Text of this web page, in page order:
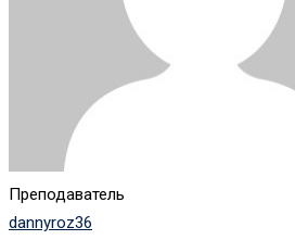
Преподаватель
dannyroz36